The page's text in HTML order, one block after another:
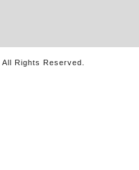
. All Rights Reserved.